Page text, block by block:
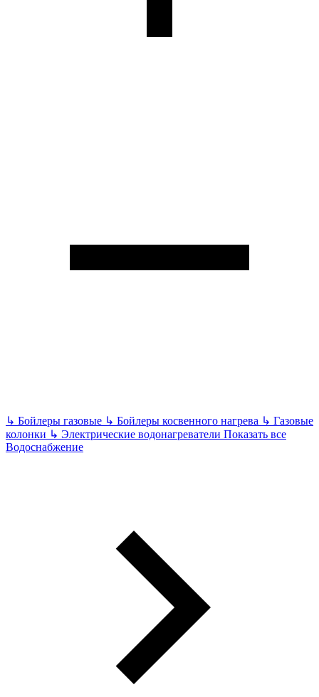
↳ Бойлеры газовые ↳ Бойлеры косвенного нагрева ↳ Газовые
колонки ↳ Электрические водонагреватели Показать все
Водоснабжение